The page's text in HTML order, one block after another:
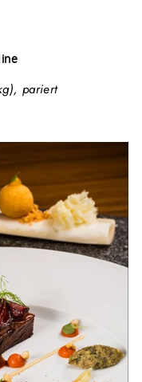
pariert